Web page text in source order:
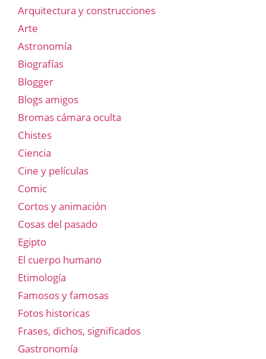
Arquitectura y construcciones
Arte
Astronomía
Biografías
Blogger
Blogs amigos
Bromas cámara oculta
Chistes
Ciencia
Cine y películas
Comic
Cortos y animación
Cosas del pasado
Egipto
El cuerpo humano
Etimología
Famosos y famosas
Fotos historicas
Frases, dichos, significados
Gastronomía